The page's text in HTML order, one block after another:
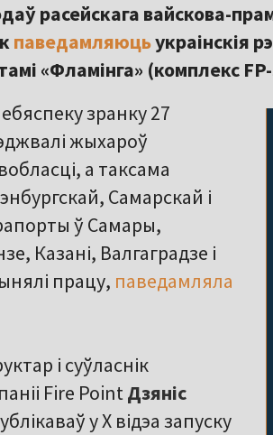
расейскага вайскова-
паведамляюцьукраінскія
«Фламінга» (комплекс
зранку 27
жыхароў
а таксама
Самарскай і
ў Самары,
Казані, Валгаградзе і
працу, паведамляла
і суўласнік
Fire PointДзяніс
у Х відэа запуску